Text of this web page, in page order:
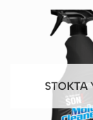
STOKTA